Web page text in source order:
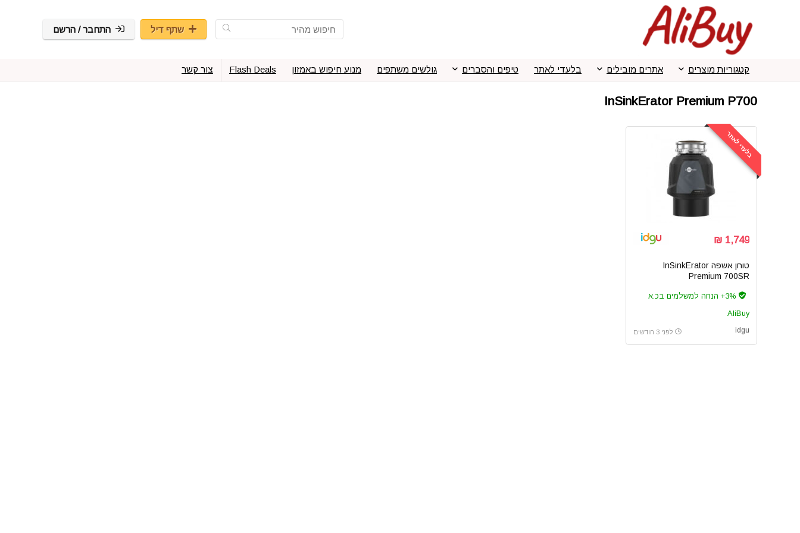
שתף דיל התחבר / הרשם
קטגוריות מוצרים אתרים מובילים בלעדי לאתר טיפים והסברים גולשים משתפים מנוע חיפוש באמזון Flash Deals צור קשר
InSinkErator Premium P700
בלעדי לאתר
1,749 ₪
טוחן אשפה InSinkErator
Premium 700SR
3%+ הנחה למשלמים בכ.א
AliBuy
idgu לפני 3 חודשים